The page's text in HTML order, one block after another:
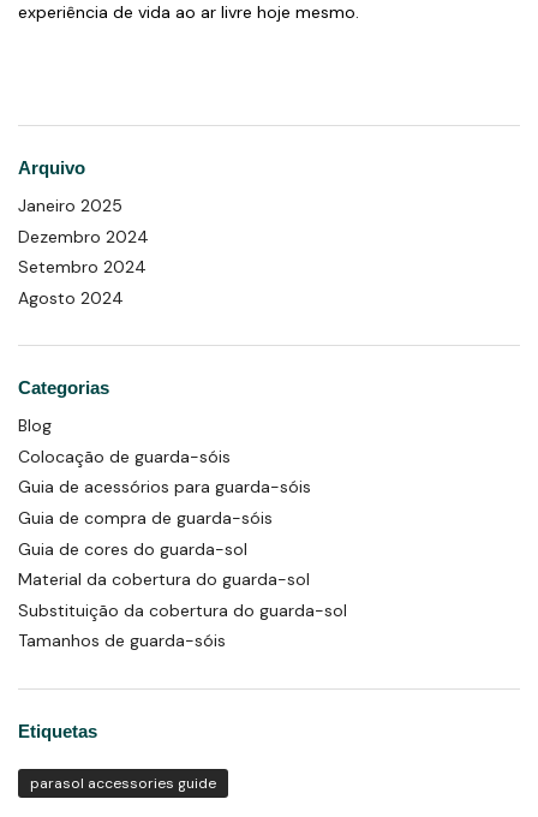
experiência de vida ao ar livre hoje mesmo.
Arquivo
Janeiro 2025
Dezembro 2024
Setembro 2024
Agosto 2024
Categorias
Blog
Colocação de guarda-sóis
Guia de acessórios para guarda-sóis
Guia de compra de guarda-sóis
Guia de cores do guarda-sol
Material da cobertura do guarda-sol
Substituição da cobertura do guarda-sol
Tamanhos de guarda-sóis
Etiquetas
parasol accessories guide